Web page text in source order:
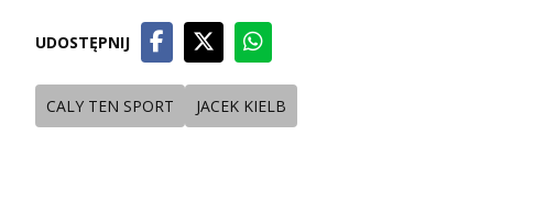
UDOSTĘPNIJ
CALY TEN SPORT JACEK KIELB